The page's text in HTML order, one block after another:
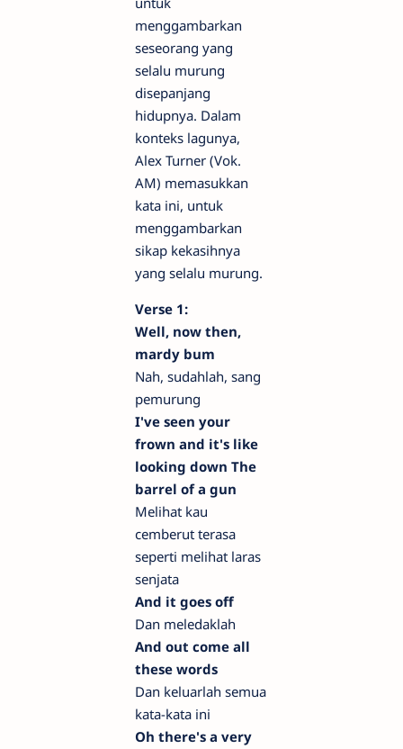
menggambarkan
seseorang yang
selalu murung
disepanjang
hidupnya. Dalam
konteks lagunya,
Alex Turner (Vok.
AM) memasukkan
kata ini, untuk
menggambarkan
sikap kekasihnya
yang selalu murung.
Verse 1:
Well, now then,
mardy bum
Nah, sudahlah, sang
pemurung
I've seen your
frown and it's like
looking down The
barrel of a gun
Melihat kau
cemberut terasa
seperti melihat laras
senjata
And it goes off
Dan meledaklah
And out come all
these words
Dan keluarlah semua
kata-kata ini
Oh there's a very